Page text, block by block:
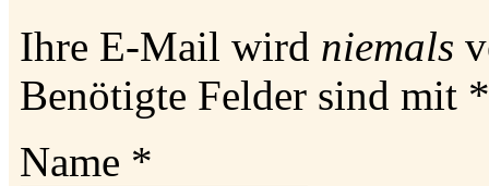
Ihre E-Mail wird niemals
Benötigte Felder sind mit *
Name *